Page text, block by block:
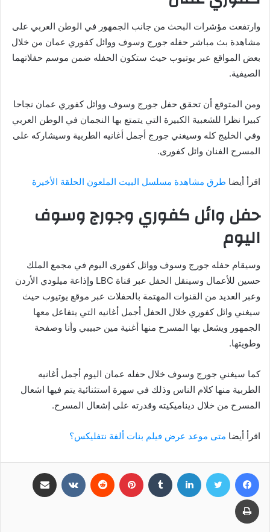
وارتفعت مؤشرات البحث من جانب الجمهور في الوطن العربي على
مشاهدة بث مباشر حفله جورج وسوف ووائل كفوري عمان من خلال
بعض المواقع عبر يوتيوب حيث ستكون الحفله ضمن موسم حفلاتهما
الصيفية.
ومن المتوقع أن تحقق حفل جورج وسوف ووائل كفوري عمان نجاحا
كبيرا نظرا للشعبية الكبيرة التي يتمتع بها النجمان في الوطن العربي
وفي الخليج كله وسيغني جورج أجمل أغانيه الطربية وسيشاركه على
المسرح الفنان وائل كفورى.
اقرأ أيضا طرق مشاهدة مسلسل البيت الملعون الحلقة الأخيرة
حفل وائل كفوري وجورج وسوف
اليوم
وسيقام حفله جورج وسوف ووائل كفورى اليوم في مجمع الملك
حسين للأعمال وسينقل الحفل عبر قناة LBC وإذاعة ميلودي الأردن
وعبر العديد من القنوات المهتمة بالحفلات عبر موقع يوتيوب حيث
سيغني وائل كفوري خلال الحفل أجمل أغانيه التي يتفاعل معها
الجمهور ويشعل بها المسرح منها أغنية مين حبيبي وأنا وصفحة
وطويتها.
كما سيغني جورج وسوف خلال حفله عمان اليوم أجمل أغانيه
الطربية منها كلام الناس وذلك في سهرة استثنائية يتم فيها اشعال
المسرح من خلال ديناميكيته وقدرته على إشعال المسرح.
اقرأ أيضا متى موعد عرض فيلم بنات ألفة نتفليكس؟
فيسبوك تويتر لينكدإن بينتيريست
طباعة